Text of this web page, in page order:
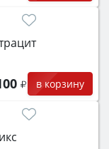
в корзину